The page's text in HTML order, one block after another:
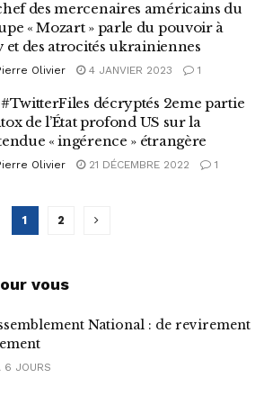
des mercenaires américains du
« Mozart » parle du pouvoir à
et des atrocités ukrainiennes
Olivier 4 JANVIER 2023 1
décryptés 2eme partie
de l’État profond US sur la
« ingérence » étrangère
Olivier 21 DÉCEMBRE 2022 1
1 2
vous
National : de revirement
6 JOURS